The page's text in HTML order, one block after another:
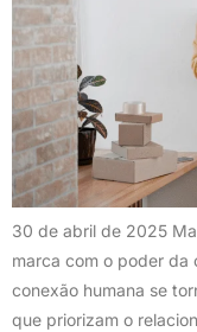
30 de abril de 2025
marca com o poder da
conexão humana se
que priorizam o